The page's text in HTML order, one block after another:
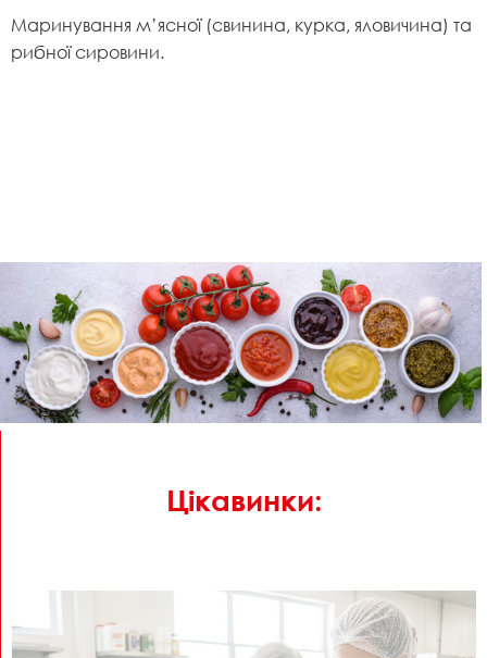
Маринування м’ясної (свинина, курка, яловичина) та
рибної сировини.
Цікавинки: